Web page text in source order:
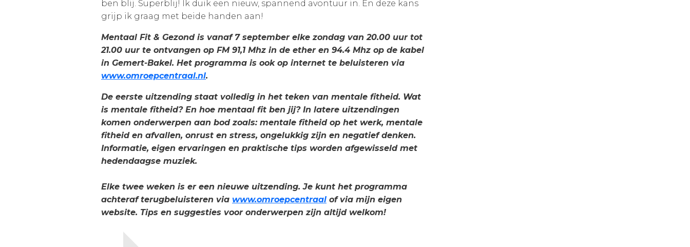
ben blij. Superblij! Ik duik een nieuw, spannend avontuur in. En deze kans
grijp ik graag met beide handen aan!
Mentaal Fit & Gezond is vanaf 7 september elke zondag van 20.00 uur tot
21.00 uur te ontvangen op FM 91,1 Mhz in de ether en 94.4 Mhz op de kabel
in Gemert-Bakel. Het programma is ook op internet te beluisteren via
www.omroepcentraal.nl.
De eerste uitzending staat volledig in het teken van mentale fitheid. Wat
is mentale fitheid? En hoe mentaal fit ben jij? In latere uitzendingen
komen onderwerpen aan bod zoals: mentale fitheid op het werk, mentale
fitheid en afvallen, onrust en stress, ongelukkig zijn en negatief denken.
Informatie, eigen ervaringen en praktische tips worden afgewisseld met
hedendaagse muziek.
Elke twee weken is er een nieuwe uitzending. Je kunt het programma
achteraf terugbeluisteren via www.omroepcentraal of via mijn eigen
website. Tips en suggesties voor onderwerpen zijn altijd welkom!